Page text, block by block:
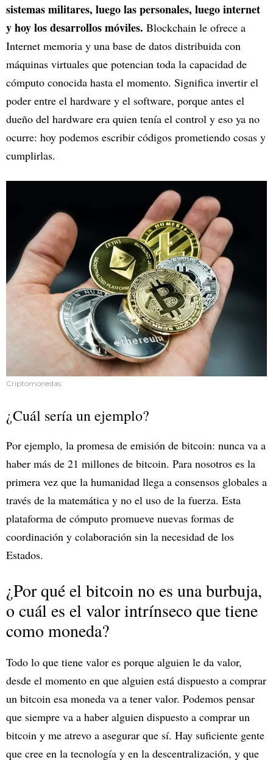
sistemas militares, luego las personales, luego internet
y hoy los desarrollos móviles. Blockchain le ofrece a
Internet memoria y una base de datos distribuida con
máquinas virtuales que potencian toda la capacidad de
cómputo conocida hasta el momento. Significa invertir el
poder entre el hardware y el software, porque antes el
dueño del hardware era quien tenía el control y eso ya no
ocurre: hoy podemos escribir códigos prometiendo cosas y
cumplirlas.
Criptomonedas.
¿Cuál sería un ejemplo?
Por ejemplo, la promesa de emisión de bitcoin: nunca va a
haber más de 21 millones de bitcoin. Para nosotros es la
primera vez que la humanidad llega a consensos globales a
través de la matemática y no el uso de la fuerza. Esta
plataforma de cómputo promueve nuevas formas de
coordinación y colaboración sin la necesidad de los
Estados.
¿Por qué el bitcoin no es una burbuja,
o cuál es el valor intrínseco que tiene
como moneda?
Todo lo que tiene valor es porque alguien le da valor,
desde el momento en que alguien está dispuesto a comprar
un bitcoin esa moneda va a tener valor. Podemos pensar
que siempre va a haber alguien dispuesto a comprar un
bitcoin y me atrevo a asegurar que sí. Hay suficiente gente
que cree en la tecnología y en la descentralización, y que